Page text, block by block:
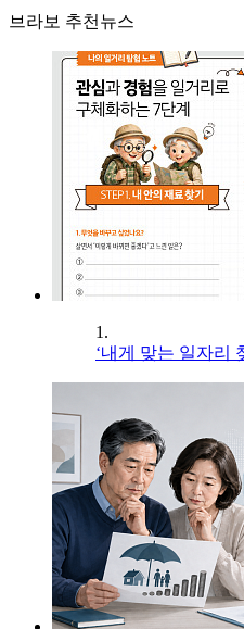
브라보 추천뉴스
1.
‘내게 맞는 일자리